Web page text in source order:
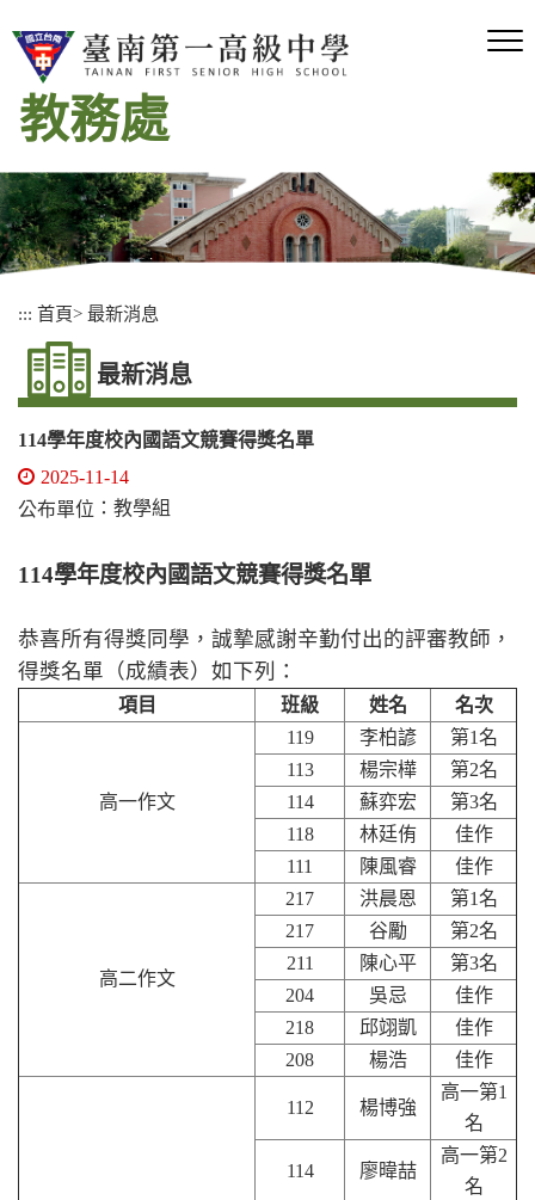
到
區
塊
教務處
::: 首頁> 最新消息
最新消息
114學年度校內國語文競賽得獎名單
2025-11-14
公布單位 ：教學組
114學年度校內國語文競賽得獎名單
恭喜所有得獎同學，誠摯感謝辛勤付出的評審教師，
得獎名單（成績表）如下列：
項目 班級 姓名 名次
高一作文
119 李柏諺
第1名
113
楊宗樺
第2名
114
蘇弈宏
第3名
118
林廷侑
佳作
111
陳風睿 佳作
高二作文
217 洪晨恩
第1名
217
谷勵
第2名
211
陳心平
第3名
204
吳忌
佳作
218
邱翊凱
佳作
208
楊浩 佳作
112 楊博強
高一第1
名
114 廖暐喆
高一第2
名